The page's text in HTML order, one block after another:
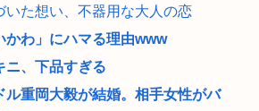
いた想い、不器用な大人の恋
かわ」にハマる理由www
ニ、下品すぎる
ル重岡大毅が結婚。相手女性がバ